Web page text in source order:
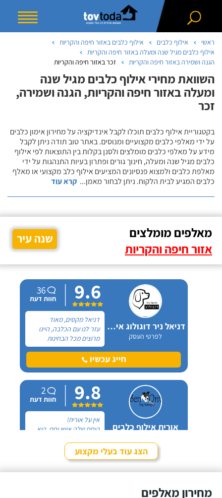
ראשי אילוף כלבים
אילוף כלבים באזור חיפה והקריות
אילוף כלבים מגיל שנה ומעלה באזור חיפה והקריות
הגנה ושמירה באזור חיפה והקריות
זכר באזור חיפה והקריות
השוואת מחירי אילוף כלבים מגיל שנה
ומעלה באזור חיפה והקריות, הגנה ושמירה,
זכר
בקטגוריית אילוף כלבים תוכלו לקבל אינדיקציה על מחירון אימון כלבים
על ידי מאלפי כלבים מקצועיים ומנוסים. באתר טוב תודה ניתן לקבל
מידע על מאלפי כלבים מומלצים ולסנן בקלות בין התוצאות לפי אילוף
כלבים מגיל שנה ומעלה, חינוך גורים ופתרון בעיות התנהגות על ידי
מאלפת כלבים ולמצוא פנסיונים המציעים אילוף כלב מקצועי או מאלף
כלבים המגיע לבית הלקוח. ניתן לבחור מאמן... קרא עוד
מאלפים מומלצים
אזור חיפה והקריות
שנה עיר
דניאל ניר דוגולוג אילוף כלבים
לפרטי העסק
9.6
36
חוות דעת
דניאל מקסים, מאוד
עזר לנו עם הכלבה, היינו
מרוצים מכל הבחינות
ואנחנו ממליצים בחום. יש
לנו כלבה שהיו לה בעיות
התנהגות שונות וזאת שהכי
אכילה מפח הזבל הביתי.
חייג עכשיו
אורית אילוף כלבים
9.8
2
חוות דעת
אין על אורית!
היחס שלה אישי וחם, היא
שאלה ובאמת שמגיעות לה
רק מחמאות. אל אוריתחייג עכשיו
הצג עוד בעלי מקצוע
מחירון מאלפים